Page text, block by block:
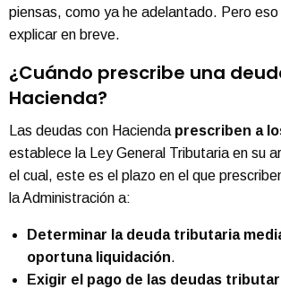
piensas, como ya he adelantado. Pero
explicar en breve.
¿Cuándo prescribe una
Hacienda?
Las deudas con Hacienda prescriben a
establece la Ley General Tributaria en su
el cual, este es el plazo en el que
la Administración a:
Determinar la deuda tributaria
oportuna liquidación.
Exigir el pago de las deudas